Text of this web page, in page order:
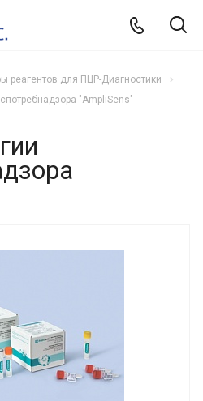
реагентов для ПЦР-Диагностики
"AmpliSens"